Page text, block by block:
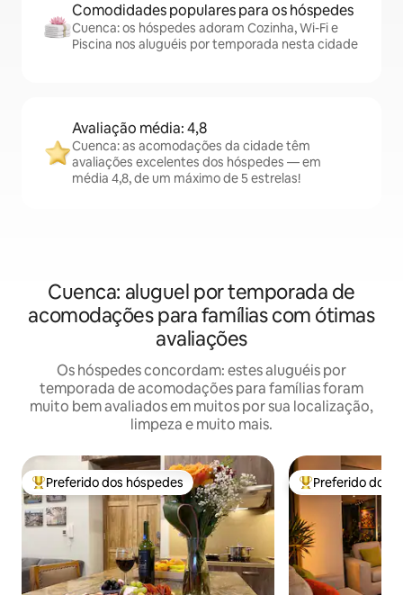
Comodidades populares para os hóspedes
Cuenca: os hóspedes adoram Cozinha, Wi-Fi e
Piscina nos aluguéis por temporada nesta cidade
Avaliação média: 4,8
Cuenca: as acomodações da cidade têm
avaliações excelentes dos hóspedes — em
média 4,8, de um máximo de 5 estrelas!
Cuenca: aluguel por temporada de
acomodações para famílias com ótimas
avaliações
Os hóspedes concordam: estes aluguéis por
temporada de acomodações para famílias foram
muito bem avaliados em muitos por sua localização,
limpeza e muito mais.
Entre os melhores preferidos dos hóspedes
Preferido dos hóspedes Entre os
Preferido dos